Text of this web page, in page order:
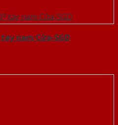
nam Cửa-SGD